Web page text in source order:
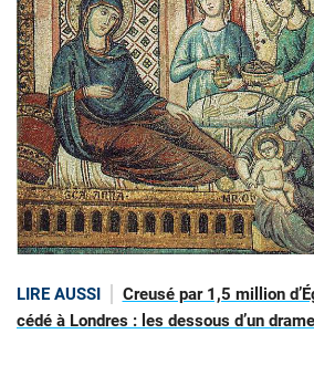
LIRE AUSSI
Creusé par 1,5 million
cédé à Londres : les dessous d’un